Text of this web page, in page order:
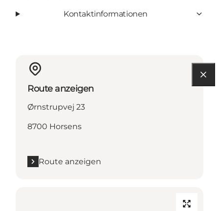
Kontaktinformationen
Route anzeigen
Ørnstrupvej 23
8700 Horsens
Route anzeigen